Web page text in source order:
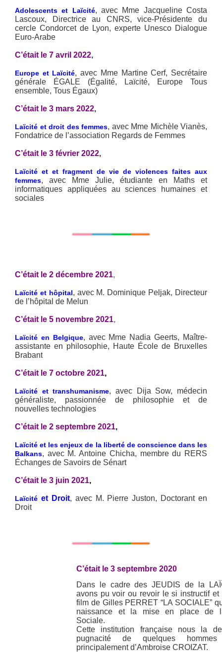
Adolescents et Laïcité, avec Mme Jacqueline Costa
Lascoux, Directrice au CNRS, vice-Présidente du
cercle Condorcet de Lyon, experte Unesco Dialogue
Euro-Arabe
C’était le 7 avril 2022,
Europe et Laïcité, avec Mme Martine Cerf, Secrétaire
générale ÉGALE (Égalité, Laïcité, Europe Tous
ensemble, Tous Égaux)
C’était le 3 mars 2022,
Laïcité et droit des femmes, avec Mme Michèle Vianès,
Fondatrice de l’association Regards de Femmes
C’était le 3 février 2022,
Laïcité et et fragment de vie de violences faites aux
femmes, avec Mme Julie, étudiante en Maths et
informatiques appliquées au sciences humaines et
sociales
C’était le 2 décembre 2021,
Laïcité et hôpital, avec M. Dominique Peljak, Directeur
de l’hôpital de Melun
C’était le 5 novembre 2021,
Laïcité en Belgique, avec Mme Nadia Geerts, Maître-
assistante en philosophie, Haute École de Bruxelles
Brabant
C’était le 7 octobre 2021,
Laïcité et transhumanisme, avec Dija Sow, médecin
généraliste, passionnée de philosophie et de
nouvelles technologies
C’était le 2 septembre 2021,
Laïcité et les enjeux de la liberté de conscience dans les
Balkans, avec M. Antoine Chicha, membre du RERS
Échanges de Savoirs de Sénart
C’était le 3 juin 2021,
Laïcité et Droit, avec M. Pierre Juston, Doctorant en
Droit
C’était le 3 septembre 2020
Dans le cadre des JEUDIS de la
avons pu voir ou revoir le si instructif et
film de Gilles PERRET “LA SOCIALE”
naissance et la mise en place de
Sociale.
Cette institution française nous la
pugnacité de quelques
principalement d’Ambroise CROIZAT.